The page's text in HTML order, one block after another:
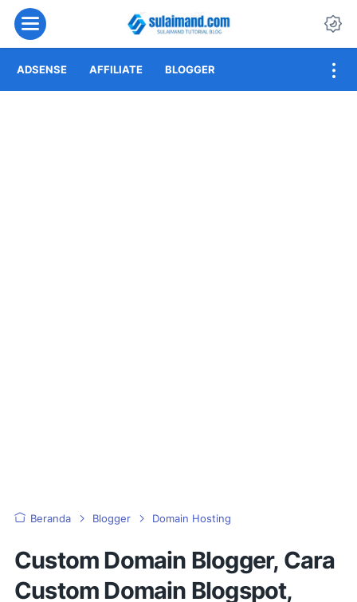
Menu
ADSENSE AFFILIATE BLOGGER
Beranda Blogger Domain Hosting
Custom Domain Blogger, Cara
Custom Domain Blogspot,